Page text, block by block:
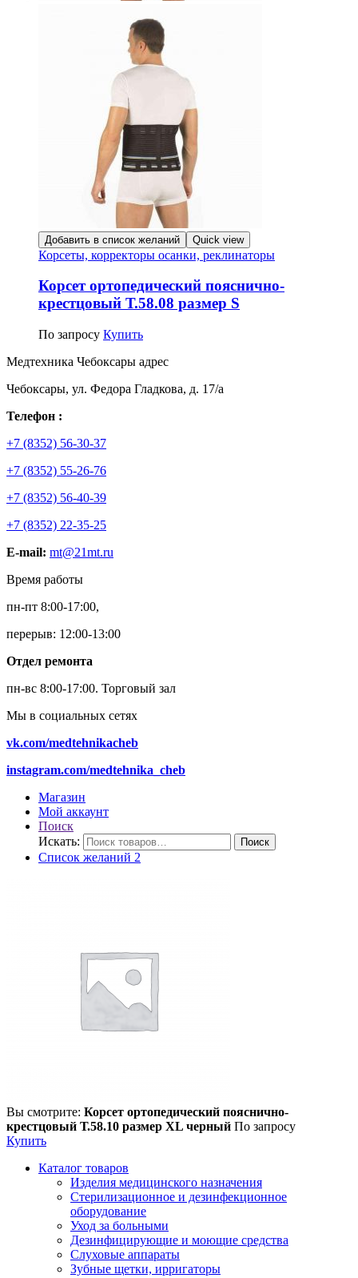
Добавить в список желаний Quick view
Корсеты, корректоры осанки, реклинаторы
Корсет ортопедический пояснично-
крестцовый Т.58.08 размер S
По запросу Купить
Медтехника Чебоксары адрес
Чебоксары, ул. Федора Гладкова, д. 17/а
Телефон :
+7 (8352) 56-30-37
+7 (8352) 55-26-76
+7 (8352) 56-40-39
+7 (8352) 22-35-25
E-mail: mt@21mt.ru
Время работы
пн-пт 8:00-17:00,
перерыв: 12:00-13:00
Отдел ремонта
пн-вс 8:00-17:00. Торговый зал
Мы в социальных сетях
vk.com/medtehnikacheb
instagram.com/medtehnika_cheb
Магазин
Мой аккаунт
Поиск
Искать:
Поиск
Список желаний 2
Вы смотрите: Корсет ортопедический пояснично-
крестцовый Т.58.10 размер XL черный По запросу
Купить
Каталог товаров
Изделия медицинского назначения
Стерилизационное и дезинфекционное
оборудование
Уход за больными
Дезинфицирующие и моющие средства
Слуховые аппараты
Зубные щетки, ирригаторы